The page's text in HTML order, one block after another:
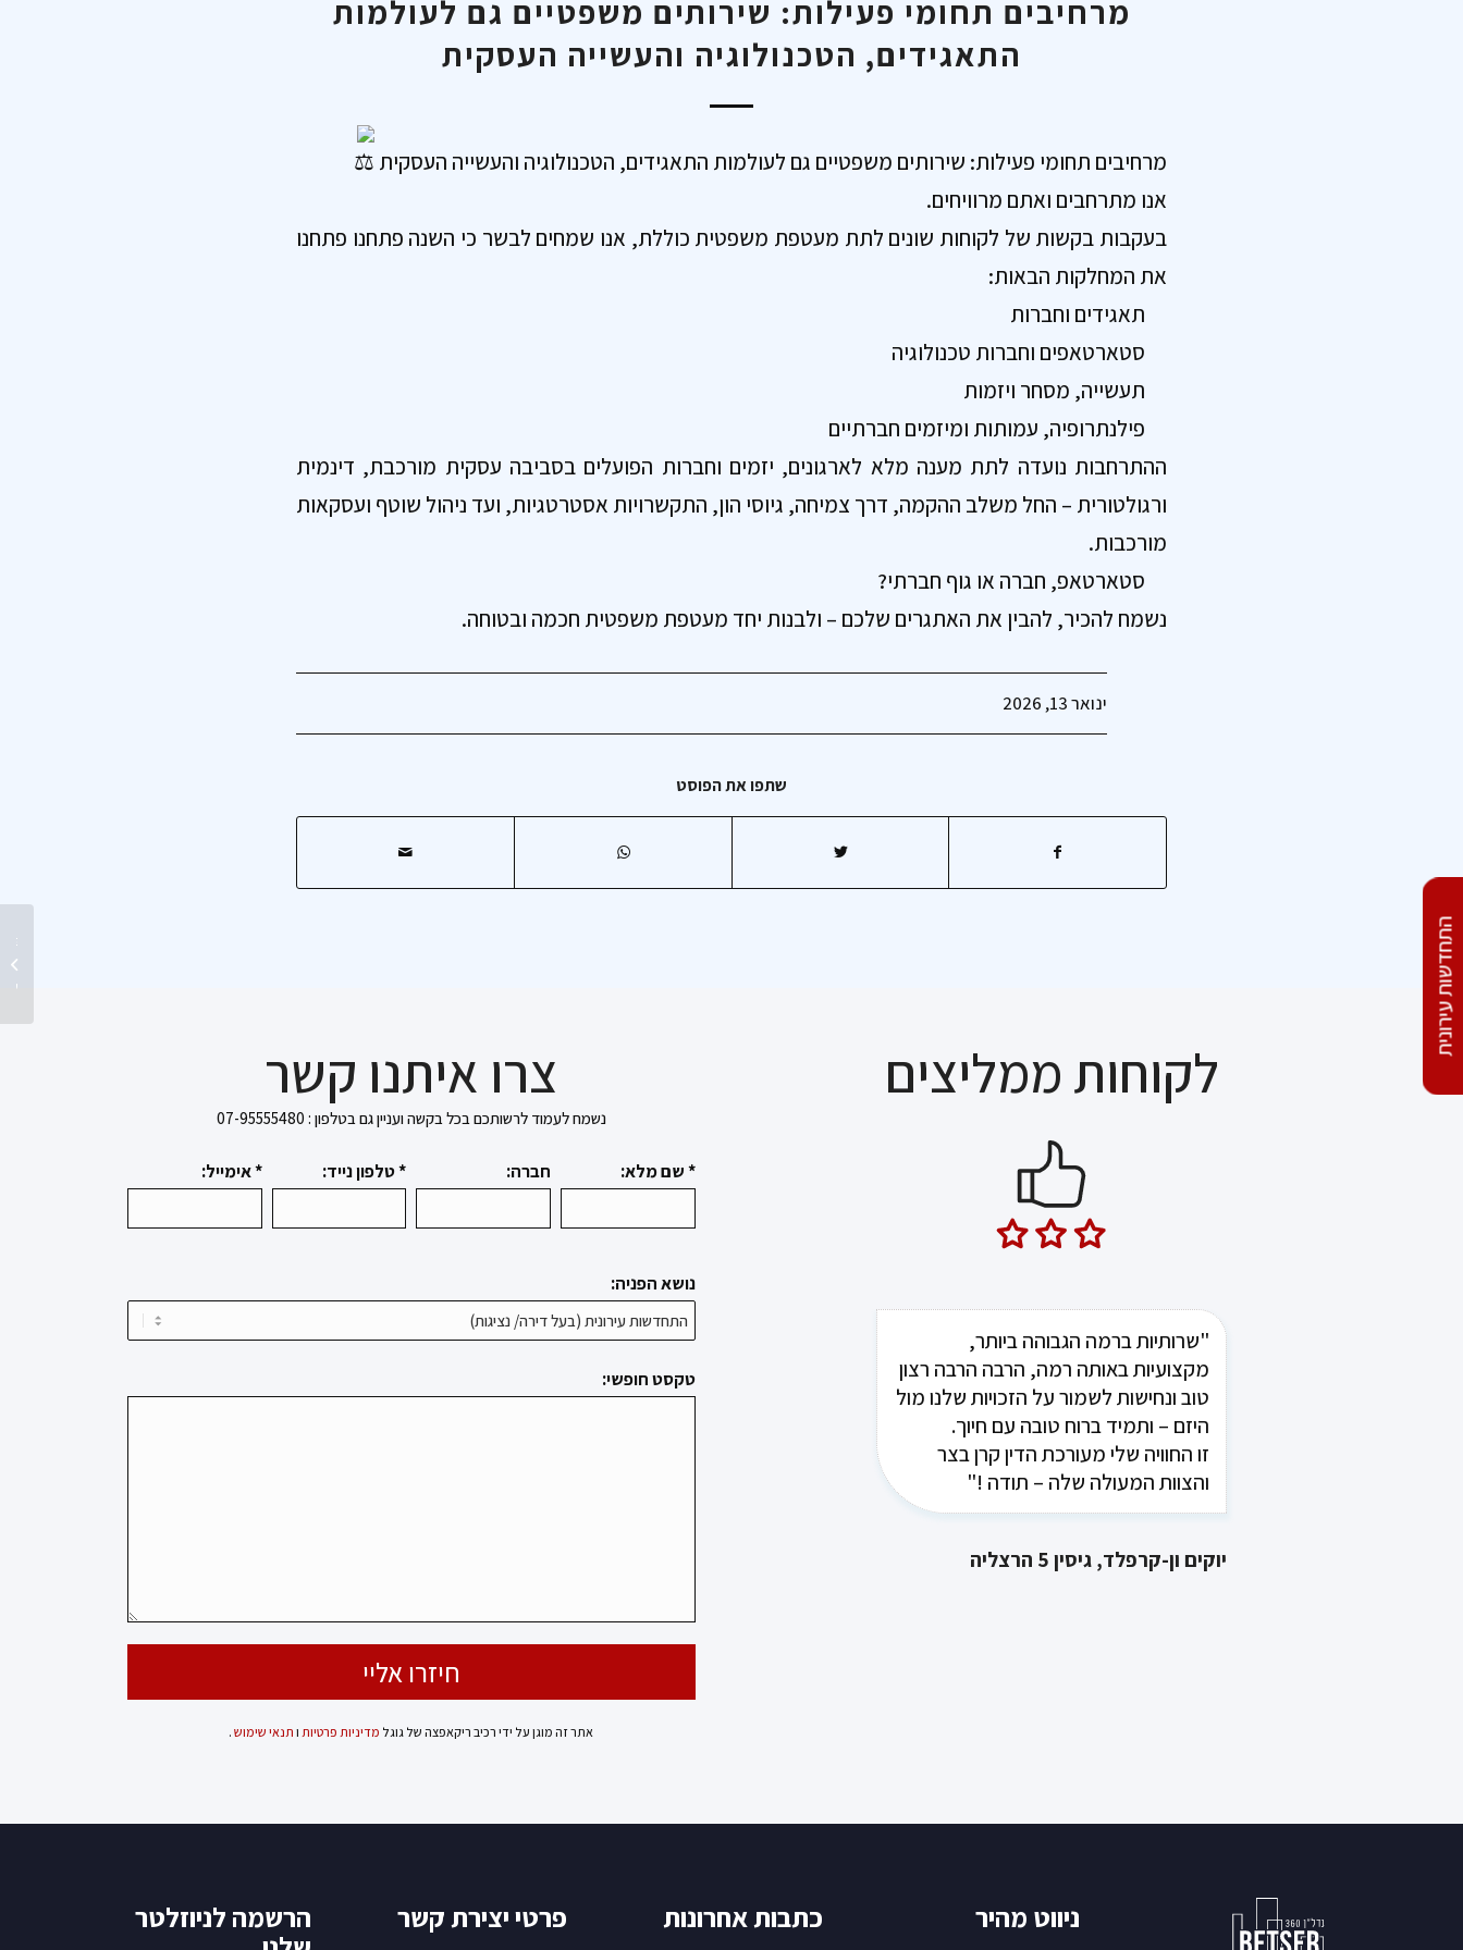
התחדשות עירונית
מרחיבים תחומי פעילות: שירותים משפטיים גם לעולמות
התאגידים, הטכנולוגיה והעשייה העסקית
מרחיבים תחומי פעילות: שירותים משפטיים גם לעולמות התאגידים, הטכנולוגיה והעשייה העסקית
אנו מתרחבים ואתם מרוויחים.
בעקבות בקשות של לקוחות שונים לתת מעטפת משפטית כוללת, אנו שמחים לבשר כי השנה פתחנו פתחנו
את המחלקות הבאות:
תאגידים וחברות
סטארטאפים וחברות טכנולוגיה
תעשייה, מסחר ויזמות
פילנתרופיה, עמותות ומיזמים חברתיים
ההתרחבות נועדה לתת מענה מלא לארגונים, יזמים וחברות הפועלים בסביבה עסקית מורכבת, דינמית
ורגולטורית – החל משלב ההקמה, דרך צמיחה, גיוסי הון, התקשרויות אסטרטגיות, ועד ניהול שוטף ועסקאות
מורכבות.
סטארטאפ, חברה או גוף חברתי?
נשמח להכיר, להבין את האתגרים שלכם – ולבנות יחד מעטפת משפטית חכמה ובטוחה.
ינואר 13, 2026
שתפו את הפוסט
לקוחות ממליצים
"שרותיות ברמה הגבוהה ביותר,
מקצועיות באותה רמה, הרבה הרבה רצון
טוב ונחישות לשמור על הזכויות שלנו מול
היזם – ותמיד ברוח טובה עם חיוך.
זו החוויה שלי מעורכת הדין קרן בצר
והצוות המעולה שלה – תודה !"
יוקים ון-קרפלד, גיסין 5 הרצליה
"ברצוני להמליץ על משרד עו"ד קרן
בצר, על שירותה, אמינותה והטיפול
המסור. קרן וצוות המשרד מטפלים
באופן ישיר ואישי ודואגים שהלקוח יקבל
את הטיפול והשירות הטוב ביותר"
צרו איתנו קשר
נשמח לעמוד לרשותכם בכל בקשה ועניין גם בטלפון : 07-95555480
* שם מלא: חברה: * טלפון נייד: * אימייל:
נושא הפניה:
טקסט חופשי:
אתר זה מוגן על ידי רכיב ריקאפצה של גוגל מדיניות פרטיותו תנאי שימוש.
ניווט מהיר כתבות אחרונות פרטי יצירת קשר
הרשמה לניוזלטר